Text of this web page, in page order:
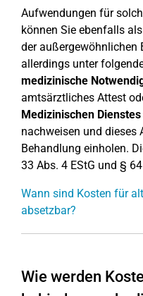
Aufwendungen für
können Sie ebenfalls
der außergewöhnlichen
allerdings unter
medizinische
amtsärztliches Attest
Medizinischen Dienstes
nachweisen und dieses
Behandlung einholen.
33 Abs. 4 EStG und §
Wann sind Kosten für
absetzbar?
Wie werden